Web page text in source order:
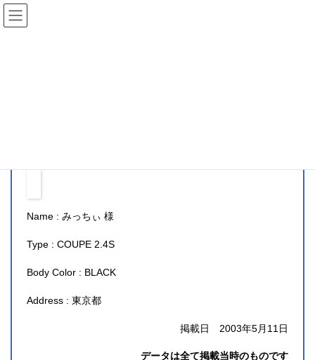
コ
ン
ナ
ビ
Name : みっちぃ 様
Type : COUPE 2.4S
Body Color : BLACK
Address : 東京都
掲載日 2003年5月11日
データは全て掲載当時のものです